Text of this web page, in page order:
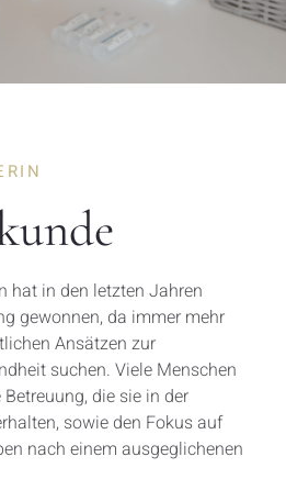
hat in den letzten Jahren
gewonnen, da immer mehr
Ansätzen zur
suchen. Viele Menschen
die sie in der
sowie den Fokus auf
nach einem ausgeglichenen